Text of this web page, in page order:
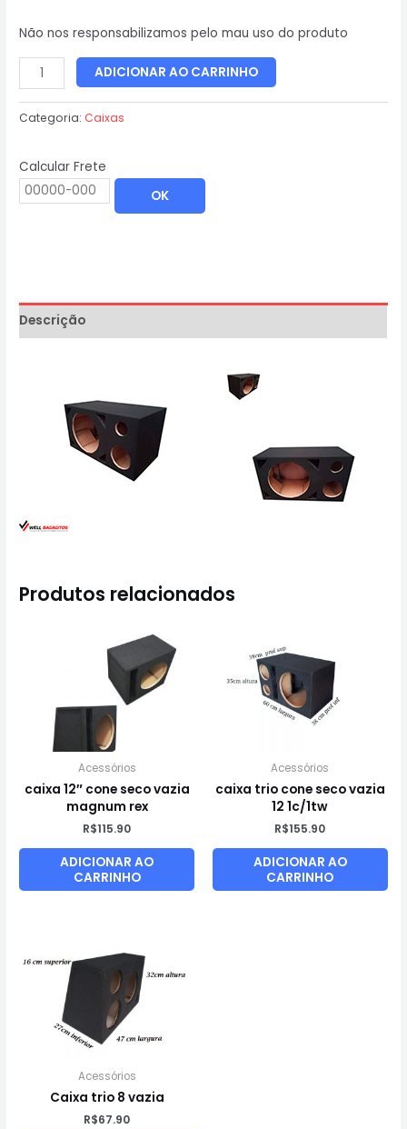
Não nos responsabilizamos pelo mau uso do produto
ADICIONAR AO CARRINHO
Categoria:Caixas
Calcular Frete
OK
Descrição
Produtos relacionados
Acessórios
caixa 12″ cone seco vazia
magnum rex
R$115.90
ADICIONAR AO
CARRINHO
Acessórios
caixa trio cone seco vazia
12 1c/1tw
R$155.90
ADICIONAR AO
CARRINHO
Acessórios
Caixa trio 8 vazia
R$67.90